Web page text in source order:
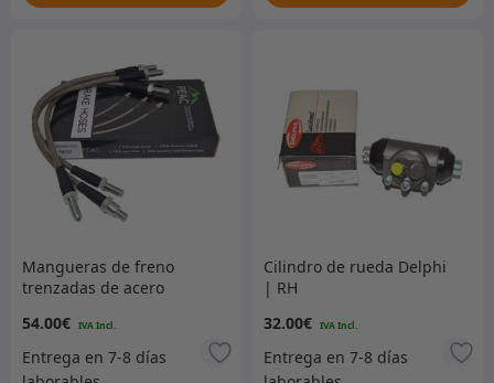
Mangueras de freno
trenzadas de acero
Serie 3 88 pulgadas 1972-
1980 (aprox.) Fijaciones
UNF – longitud estándar
54.00€
Cilindro de rueda Delphi
| RH
32.00€